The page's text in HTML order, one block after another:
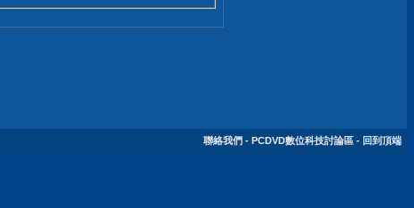
聯絡我們 - PCDVD數位科技討論區 - 回到頂端